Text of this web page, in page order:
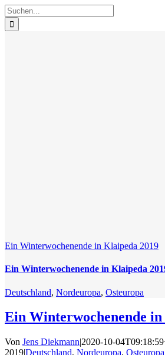
Suche
nach:
Ein Winterwochenende in Klaipeda 2019
Ein Winterwochenende in Klaipeda
Deutschland, Nordeuropa, Osteuropa
Ein Winterwochenende
Von Jens Diekmann|2020-10-
2019|Deutschland, Nordeuropa, Osteuropa